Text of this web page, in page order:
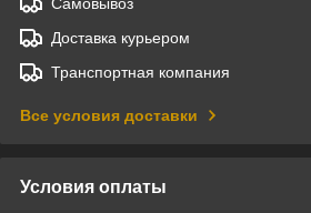
Доставка курьером
Транспортная компания
Все условия доставки
Условия оплаты